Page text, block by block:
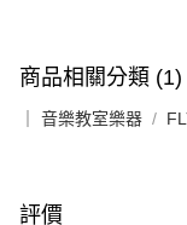
商品相關分類 (1)
｜ 音樂教室樂器
評價